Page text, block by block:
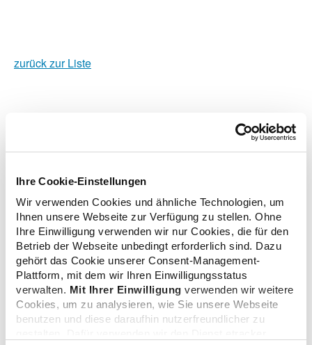
Ihre Cookie-Einstellungen
Wir verwenden Cookies und ähnliche Technologien, um
Ihnen unsere Webseite zur Verfügung zu stellen. Ohne
Ihre Einwilligung verwenden wir nur Cookies, die für den
Betrieb der Webseite unbedingt erforderlich sind. Dazu
gehört das Cookie unserer Consent-Management-
Plattform, mit dem wir Ihren Einwilligungsstatus
verwalten. Mit Ihrer Einwilligung verwenden wir weitere
Cookies, um zu analysieren, wie Sie unsere Webseite
benutzen und diese daraufhin nutzerfreundlicher zu
zurück zur Liste
Zusatzinformationen
Hardware für E-Rezept und E-Medikationsplan
12.05.2020
Apotheken können ab sofort Hardware für E-Rezept
und E-Medikationsplan bestellen